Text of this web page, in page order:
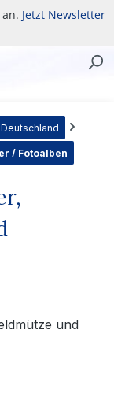
Jetzt Newsletter
/ Fotoalben